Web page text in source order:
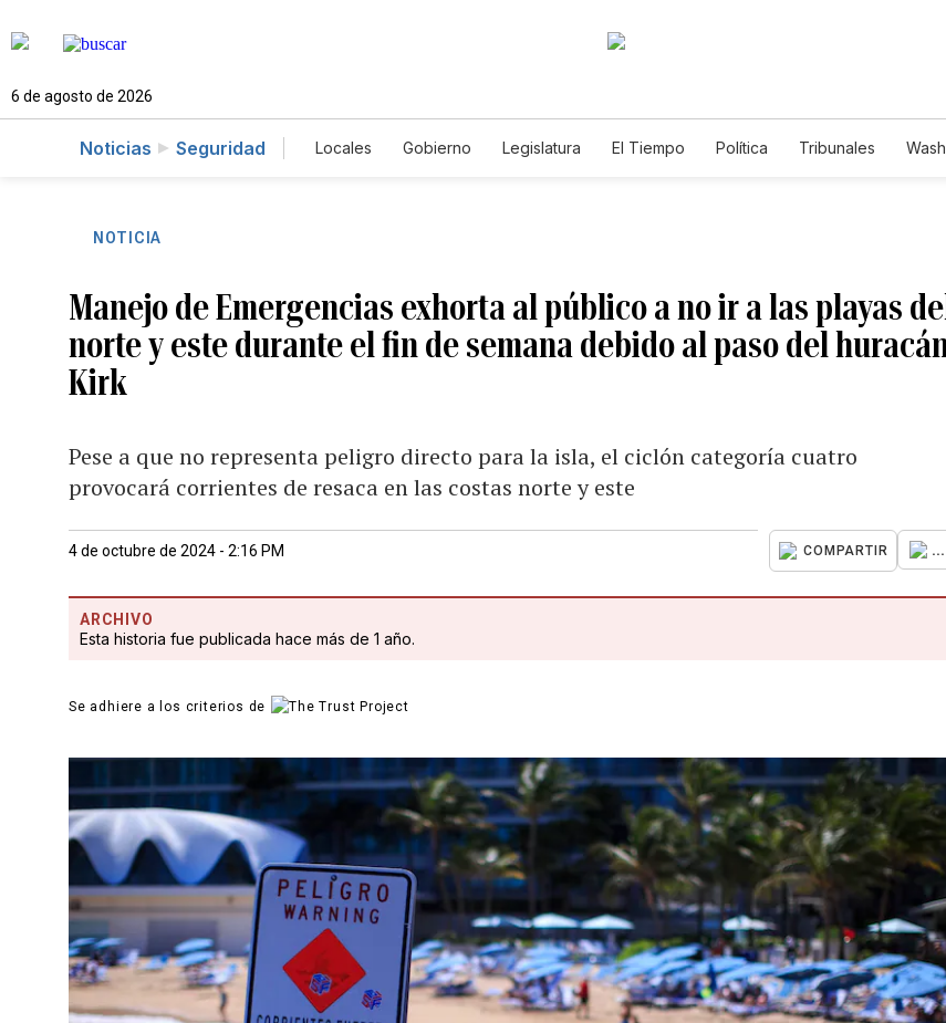
6 de agosto de 2026
Noticias Seguridad Locales Gobierno Legislatura El Tiempo Política Tribunales
NOTICIA
Manejo de Emergencias exhorta al público a no ir a las playas
norte y este durante el fin de semana debido al paso del
Kirk
Pese a que no representa peligro directo para la isla, el ciclón categoría cuatro
provocará corrientes de resaca en las costas norte y este
4 de octubre de 2024 - 2:16 PM COMPARTIR ...
ARCHIVO
Esta historia fue publicada hace más de 1 año.
Se adhiere a los criterios de